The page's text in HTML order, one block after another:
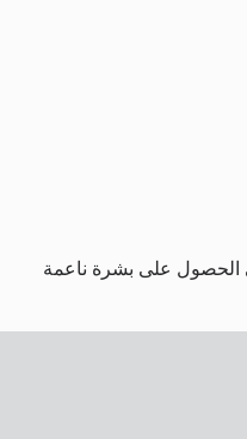
الحصول على بشرة ناعمة